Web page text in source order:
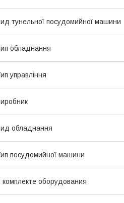
тунельної посудомийної машини
обладнання
управління
обладнання
посудомийної машини
комплекте оборудования